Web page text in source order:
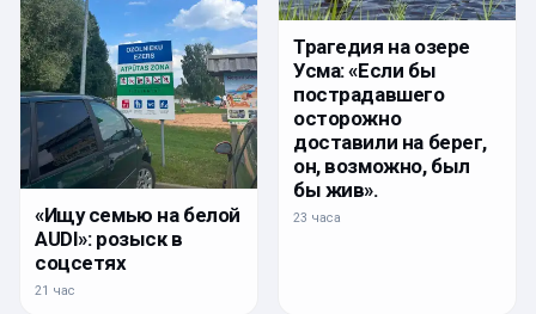
«Ищу семью на белой
AUDI»: розыск в
соцсетях
21 час
Трагедия на озере
Усма: «Если бы
пострадавшего
осторожно
доставили на берег,
он, возможно, был
бы жив».
23 часа